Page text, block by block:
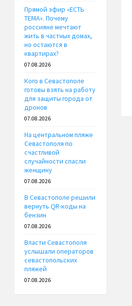
Прямой эфир «ЕСТЬ
ТЕМА». Почему
россияне мечтают
жить в частных домах,
но остаются в
квартирах?
07.08.2026
Кого в Севастополе
готовы взять на работу
для защиты города от
дронов
07.08.2026
На центральном пляже
Севастополя по
счастливой
случайности спасли
женщину
07.08.2026
В Севастополе решили
вернуть QR-коды на
бензин
07.08.2026
Власти Севастополя
услышали операторов
севастопольских
пляжей
07.08.2026